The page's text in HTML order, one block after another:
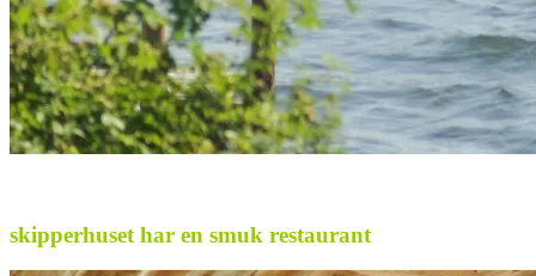
skipperhuset har en smuk restaurant